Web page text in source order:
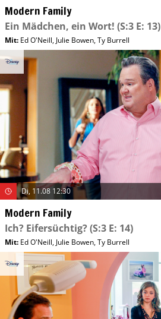
Modern Family
Ein Mädchen, ein Wort! (S:3 E: 13)
Mit: Ed O'Neill, Julie Bowen,Ty Burrell
Di, 11.08 12:30
Modern Family
Ich? Eifersüchtig?(S:3 E: 14)
Mit: Ed O'Neill, Julie Bowen,Ty Burrell